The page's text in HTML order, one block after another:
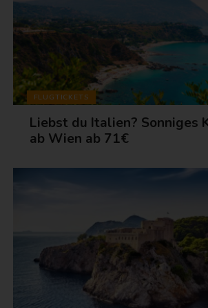
FLUGTICKETS
Liebst du Italien? Sonniges
ab Wien ab 71€